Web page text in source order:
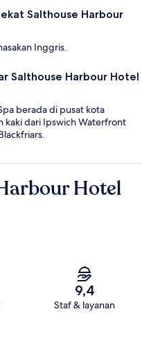
Salthouse Harbour
Inggris.
Salthouse Harbour Hotel
berada di pusat kota
kaki dari Ipswich Waterfront
Hotel
9,4
Staf & layanan